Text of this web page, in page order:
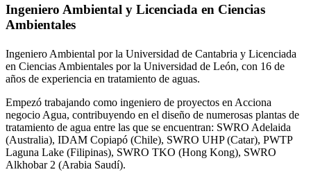
Ingeniero Ambiental y Licenciada en Ciencias
Ambientales
Ingeniero Ambiental por la Universidad de Cantabria y Licenciada
en Ciencias Ambientales por la Universidad de León, con 16 de
años de experiencia en tratamiento de aguas.
Empezó trabajando como ingeniero de proyectos en Acciona
negocio Agua, contribuyendo en el diseño de numerosas plantas de
tratamiento de agua entre las que se encuentran: SWRO Adelaida
(Australia), IDAM Copiapó (Chile), SWRO UHP (Catar), PWTP
Laguna Lake (Filipinas), SWRO TKO (Hong Kong), SWRO
Alkhobar 2 (Arabia Saudí).